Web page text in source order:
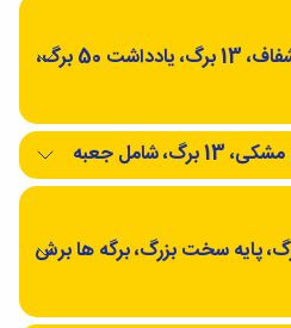
تقویم رومیزی پایه کریستال شفاف، 13 برگ، یادداشت 50 برگ،
شامل جعبه
رومیزی کلاسیک، 13 برگ، پایه سخت بزرگ، برگه ها برش